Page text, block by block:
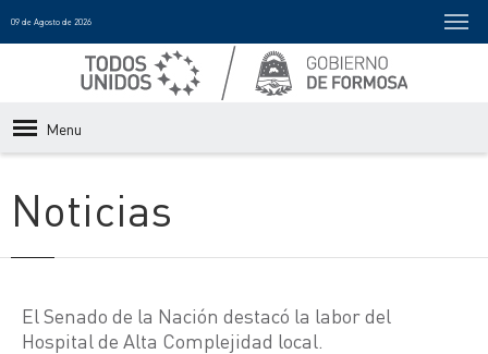
09 de Agosto de 2026
Menu
Noticias
El Senado de la Nación destacó la labor del
Hospital de Alta Complejidad local.